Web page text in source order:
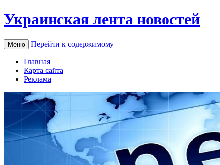
Украинская лента новостей
Меню Перейти к содержимому
Главная
Карта сайта
Реклама